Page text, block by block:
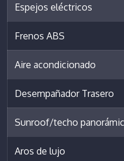
Espejos eléctricos
Frenos ABS
Aire acondicionado
Desempañador Trasero
Sunroof/techo
Aros de lujo